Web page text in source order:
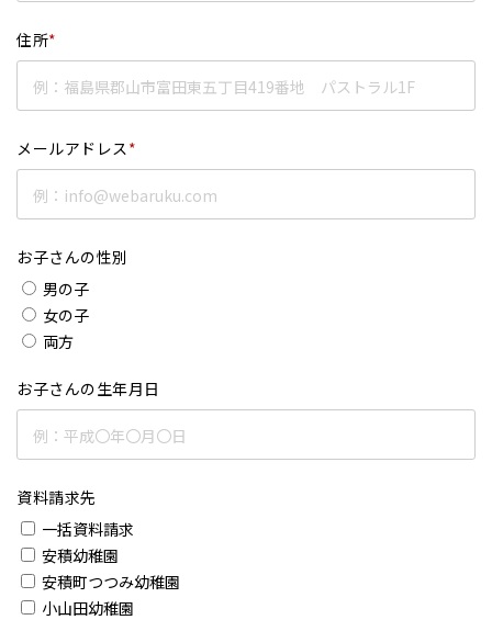
住所*
メールアドレス*
お子さんの性別
男の子
女の子
両方
お子さんの生年月日
資料請求先
一括資料請求
安積幼稚園
安積町つつみ幼稚園
小山田幼稚園